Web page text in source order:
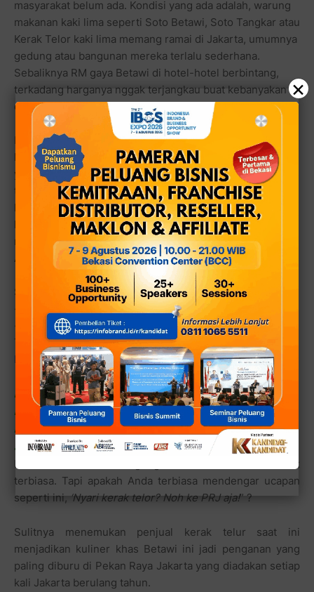
masyarakat belum ada. Kondisi yang ada adalah, warung
makanan kaki lima seperti Soto Betawi, Soto Tangkar atau
Kerak Telor kaki lima memang ramai di Jakarta, umumnya
gedung atau bangunan mereka terlalu sederhana.
Sebaliknya RM gaya Betawi di hotel-hotel berbintang,
terkadang harganya nggak terjangkau buat kebanyakan
orang Betawi bila mereka mau berkunjung makan.
Karena itulah, Ardi mengungkapkan, bahwa ia mempunyai
konsep membuat RM khas Betawi dengan gaya rumah
yang representatif (red. berkelas atas) tapi harganya
terjangkau. Ardi sempat mengutip ucapan populer di
kalangan usaha kuliner, harga kaki lima, kualitas bintang
lima. Dan itulah yang jadi alasan utama dia untuk
membuka Betawi Lekker, Mpok Siti masakan khas Betawi
Asli.
SidikRizal, dobeldobel.com
----------------------------------------------------------
------------------------------
Tulisan yang berhubungan dengan
KERAK TELOR
mpo sawi ngajarin ngaji dari alip
manggil-manggil si otong yang lagi molor
kuliner betawi yang paling ajip
apalagi kalo bukan si kerak telor
Pantun di atas memang agak memaksa maklum tidak
terbiasa. Tapi apakah Anda terbiasa mendengar ucapan
seperti ini, ‘Nyari kerak telor? Noh ke PRJ aja!” ?
Sulitnya menemukan penjual kerak telur saat ini
menjadikan kuliner khas Betawi ini jadi penganan yang
paling diburu di Pekan Raya Jakarta yang diadakan setiap
kali Jakarta berulang tahun.
×